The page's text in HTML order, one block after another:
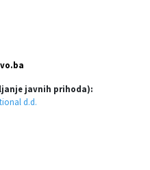
javnih prihoda):
d.d.